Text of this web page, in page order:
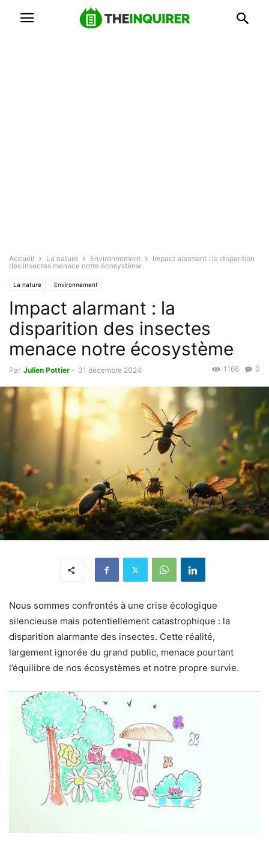
Accueil La nature Environnement
Impact alarmant : la disparition
des insectes menace notre écosystème
La nature Environnement
Impact alarmant : la
disparition des insectes
menace notre écosystème
Par Julien Pottier - 31 décembre 2024 0
1166
Nous sommes confrontés à une crise écologique
silencieuse mais potentiellement catastrophique : la
disparition alarmante des insectes. Cette réalité,
largement ignorée du grand public, menace pourtant
l’équilibre de nos écosystèmes et notre propre survie.